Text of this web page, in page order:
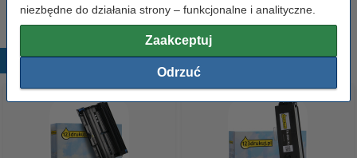
niezbędne do działania strony – funkcjonalne i analityczne.
Zaakceptuj
Odrzuć
Popularne produkty